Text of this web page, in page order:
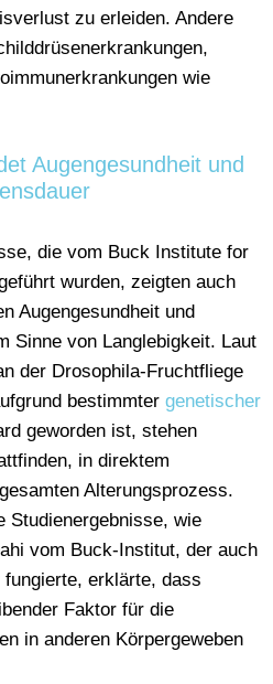
zu erleiden. Andere
wie
Augengesundheit und
die vom Buck Institute for
wurden, zeigten auch
Augengesundheit und
Sinne von Langlebigkeit. Laut
der Drosophila-Fruchtfliege
bestimmter genetischer
geworden ist, stehen
in direktem
Alterungsprozess.
Studienergebnisse, wie
vom Buck-Institut, der auch
erklärte, dass
Faktor für die
in anderen Körpergeweben